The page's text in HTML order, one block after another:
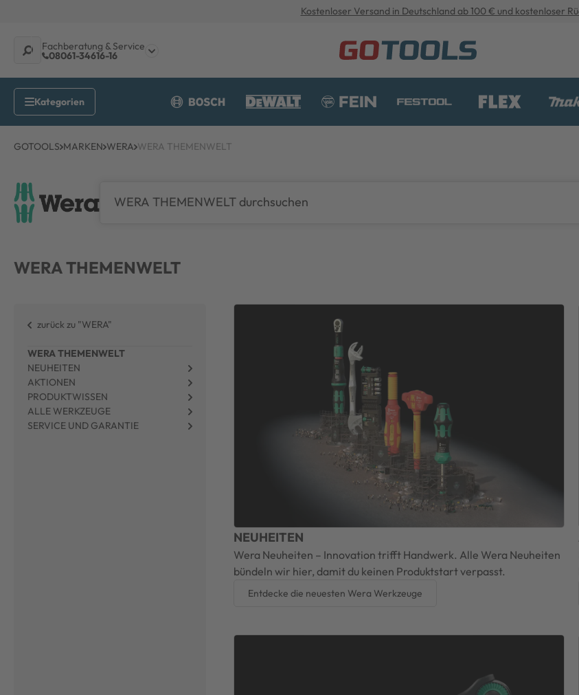
Kostenloser Versand in Deutschland ab 100 € und kostenloser
Fachberatung & Service
08061-34616-16
GOTOOLS MARKEN WERA WERA THEMENWELT
WERA THEMENWELT
zurück zu "WERA"
WERA THEMENWELT
NEUHEITEN
AKTIONEN
PRODUKTWISSEN
SERVICE UND GARANTIE
ALLE WERKZEUGE
NEUHEITEN
Wera Neuheiten – Innovation trifft Handwerk. Alle Wera Neuheiten
bündeln wir hier, damit du keinen Produktstart verpasst.
Entdecke die neuesten Wera Werkzeuge